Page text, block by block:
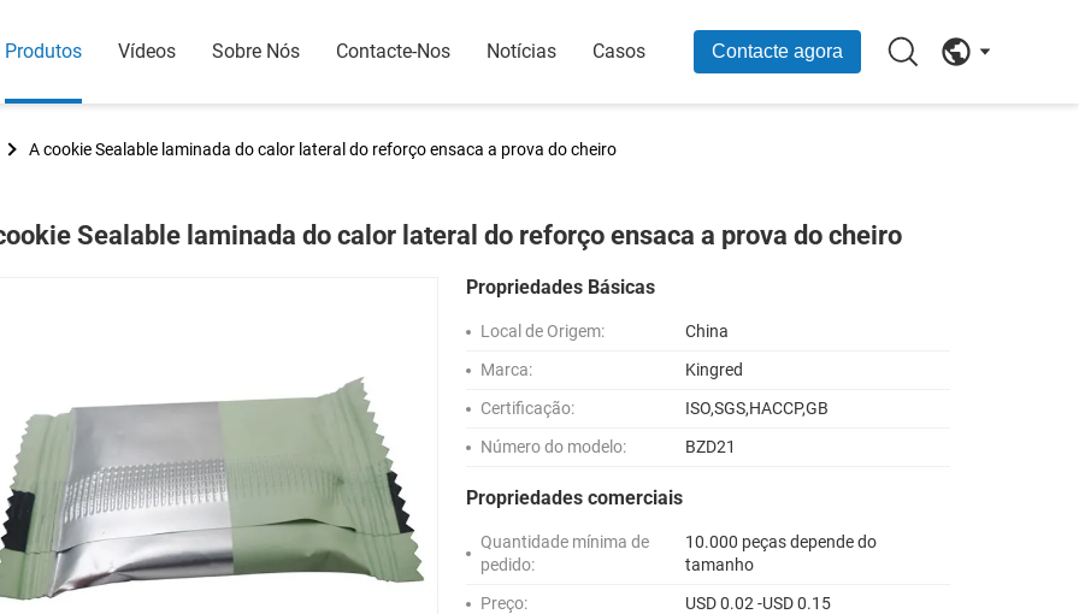
Produtos Vídeos Sobre Nós Contacte-Nos Notícias Casos Contacte agora
A cookie Sealable laminada do calor lateral do reforço ensaca a prova do cheiro
Sealable laminada do calor lateral do reforço ensaca a prova do cheiro
Propriedades Básicas
Local de Origem:
China
Marca:
Kingred
Certificação:
ISO,SGS,HACCP,GB
Número do modelo:
BZD21
Propriedades comerciais
Quantidade mínima de
pedido:
10.000 peças depende do
tamanho
Preço:
USD 0.02 -USD 0.15